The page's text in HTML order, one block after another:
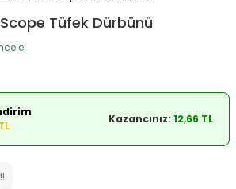
Tüfek Dürbünü
Kazancınız: 12,66 TL